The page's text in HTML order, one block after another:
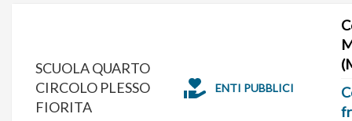
SCUOLA QUARTO
CIRCOLO PLESSO
FIORITA
ENTI PUBBLICI